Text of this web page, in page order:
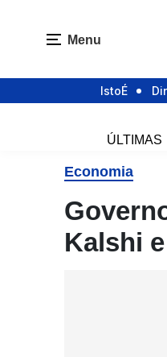
Menu
IstoÉ
ÚLTIMAS
Economia
Kalshi